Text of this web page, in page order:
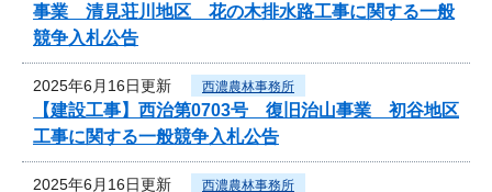
事業 清見荘川地区 花の木排水路工事に関する一般
競争入札公告
2025年6月16日更新 西濃農林事務所
【建設工事】西治第0703号 復旧治山事業 初谷地区
工事に関する一般競争入札公告
2025年6月16日更新 西濃農林事務所